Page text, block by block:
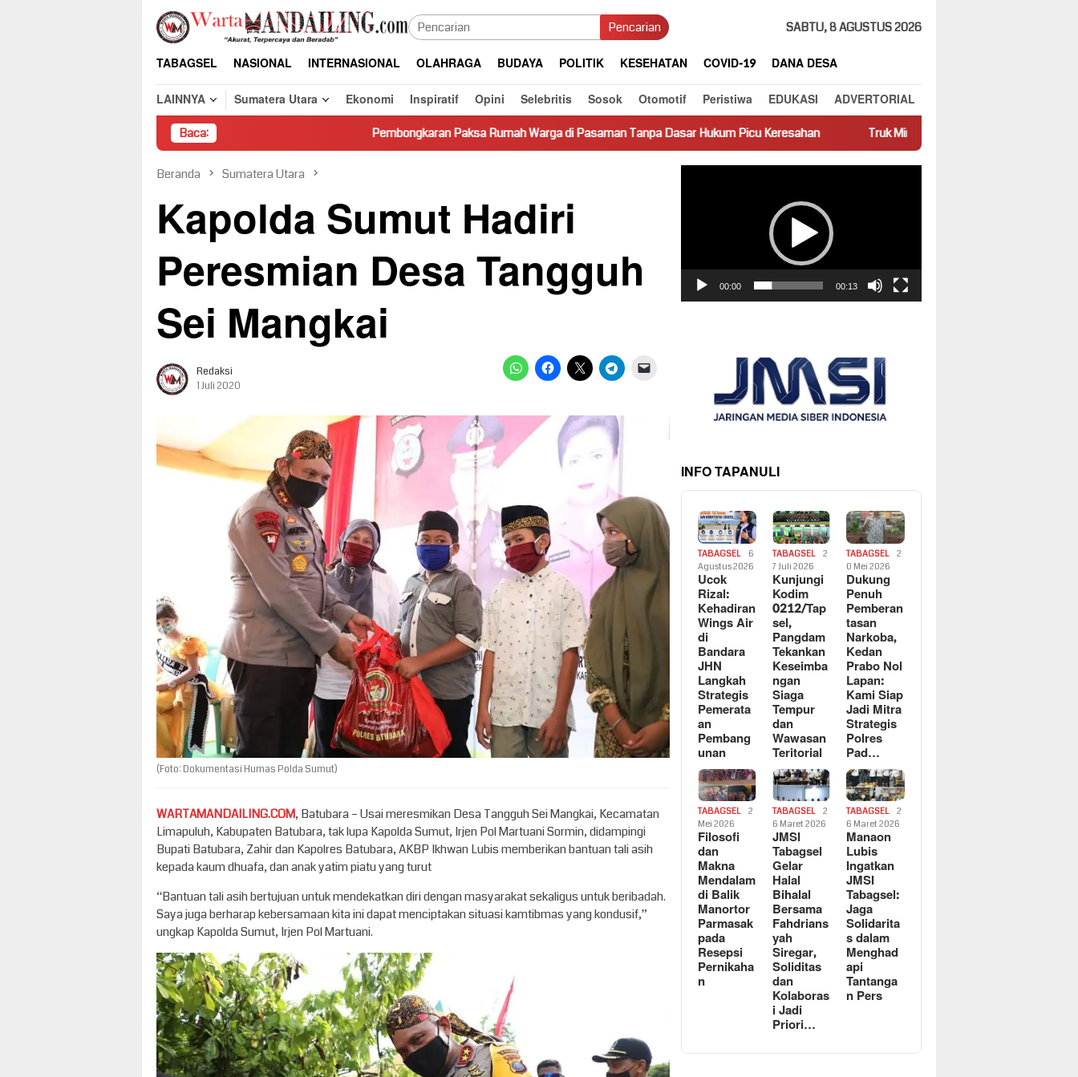
Loncat
konten
Pencarian SABTU, 8 AGUSTUS 2026
TABAGSEL NASIONAL INTERNASIONAL OLAHRAGA BUDAYA POLITIK KESEHATAN COVID-19
DANA DESA
LAINNYA
Sumatera Utara Ekonomi Inspiratif Opini Selebritis Sosok Otomotif Peristiwa EDUKASI ADVERTORIAL
Baca: Pembongkaran Paksa Rumah Warga di Pasaman Tanpa Dasar Hukum Picu Keresahan Truk Miring Hambat Arus Lalu Lintas di Jalan Panti–Simpang
Beranda Sumatera Utara
Kapolda Sumut Hadiri
Peresmian Desa Tangguh
Sei Mangkai
Redaksi
1 Juli 2020
(Foto: Dokumentasi Humas Polda Sumut)
WARTAMANDAILING.COM, Batubara – Usai meresmikan Desa Tangguh Sei Mangkai, Kecamatan
Limapuluh, Kabupaten Batubara, tak lupa Kapolda Sumut, Irjen Pol Martuani Sormin, didampingi
Bupati Batubara, Zahir dan Kapolres Batubara, AKBP Ikhwan Lubis memberikan bantuan tali asih
kepada kaum dhuafa, dan anak yatim piatu yang turut
“Bantuan tali asih bertujuan untuk mendekatkan diri dengan masyarakat sekaligus untuk beribadah.
Saya juga berharap kebersamaan kita ini dapat menciptakan situasi kamtibmas yang kondusif,”
ungkap Kapolda Sumut, Irjen Pol Martuani.
00:00 00:13
INFO TAPANULI
TABAGSEL
6
Agustus 2026
Ucok
Rizal:
Kehadiran
Wings Air
di
Bandara
JHN
Langkah
Strategis
Pemerata
an
Pembang
unan
TABAGSEL
2
7 Juli 2026
Kunjungi
Kodim
0212/Tap
sel,
Pangdam
Tekankan
Keseimba
ngan
Siaga
Tempur
dan
Wawasan
Teritorial
TABAGSEL
2
0 Mei 2026
Dukung
Penuh
Pemberan
tasan
Narkoba,
Kedan
Prabo Nol
Lapan:
Kami Siap
Jadi Mitra
Strategis
Polres
Pad…
TABAGSEL
2
Mei 2026
Filosofi
dan
Makna
Mendalam
di Balik
Manortor
Parmasak
pada
Resepsi
Pernikaha
n
TABAGSEL
2
6 Maret 2026
JMSI
Tabagsel
Gelar
Halal
Bihalal
Bersama
Fahdrians
yah
Siregar,
Soliditas
dan
Kolaboras
i Jadi
Priori…
TABAGSEL
2
6 Maret 2026
Manaon
Lubis
Ingatkan
JMSI
Tabagsel:
Jaga
Solidarita
s dalam
Menghad
api
Tantanga
n Pers